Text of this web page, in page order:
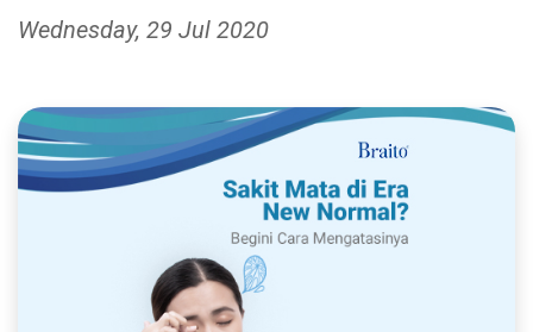
Wednesday, 29 Jul 2020